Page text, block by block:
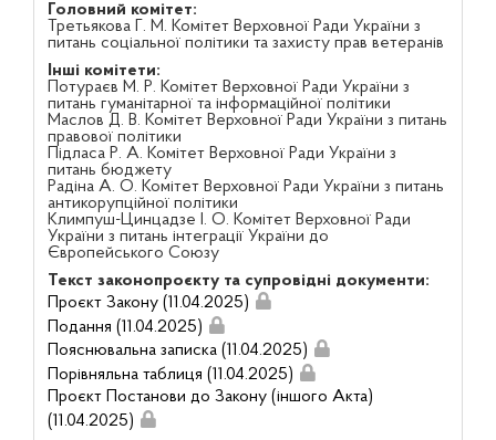
Головний комітет:
Третьякова Г. М. Комітет Верховної Ради України з
питань соціальної політики та захисту прав ветеранів
Інші комітети:
Потураєв М. Р. Комітет Верховної Ради України з
питань гуманітарної та інформаційної політики
Маслов Д. В. Комітет Верховної Ради України з питань
правової політики
Підласа Р. А. Комітет Верховної Ради України з
питань бюджету
Радіна А. О. Комітет Верховної Ради України з питань
антикорупційної політики
Климпуш-Цинцадзе І. О. Комітет Верховної Ради
України з питань інтеграції України до
Європейського Союзу
Текст законопроєкту та супровідні документи:
Проєкт Закону (11.04.2025)
Подання (11.04.2025)
Пояснювальна записка (11.04.2025)
Порівняльна таблиця (11.04.2025)
Проєкт Постанови до Закону (іншого Акта)
(11.04.2025)